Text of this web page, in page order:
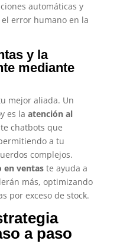
automáticas y
error humano en la
y la
mediante
mejor aliada. Un
es la atención al
chatbots que
a tu
complejos.
en ventaste ayuda a
más, optimizando
por exceso de stock.
a paso